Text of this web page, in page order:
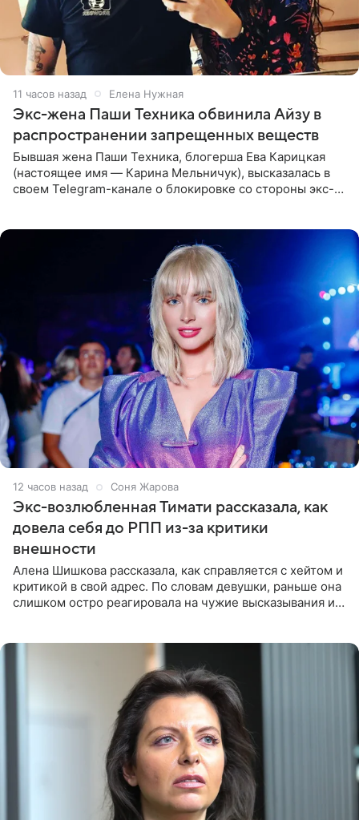
11 часов назад Елена Нужная
Экс-жена Паши Техника обвинила Айзу в
распространении запрещенных веществ
Бывшая жена Паши Техника, блогерша Ева Карицкая
(настоящее имя — Карина Мельничук), высказалась в
своем Telegram-канале о блокировке со стороны экс-
12 часов назад Соня Жарова
Экс-возлюбленная Тимати рассказала, как
довела себя до РПП из-за критики
внешности
Алена Шишкова рассказала, как справляется с хейтом и
критикой в свой адрес. По словам девушки, раньше она
слишком остро реагировала на чужие высказывания и